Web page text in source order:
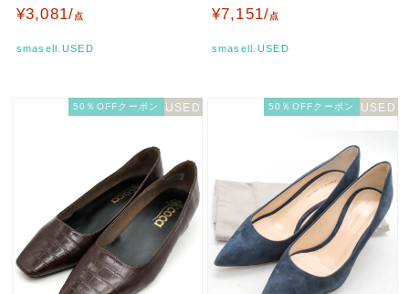
サイズ ブルー carin…
¥3,081/点
smasell.USED
K6.5サイズ ネイビー L…
¥7,151/点
smasell.USED
50％OFFクーポン 50％OFFクーポン